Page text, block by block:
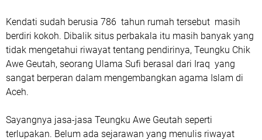
Kendati sudah berusia 786 tahun rumah tersebut masih
berdiri kokoh. Dibalik situs perbakala itu masih banyak yang
tidak mengetahui riwayat tentang pendirinya, Teungku Chik
Awe Geutah, seorang Ulama Sufi berasal dari Iraq yang
sangat berperan dalam mengembangkan agama Islam di
Aceh.
Sayangnya jasa-jasa Teungku Awe Geutah seperti
terlupakan. Belum ada sejarawan yang menulis riwayat